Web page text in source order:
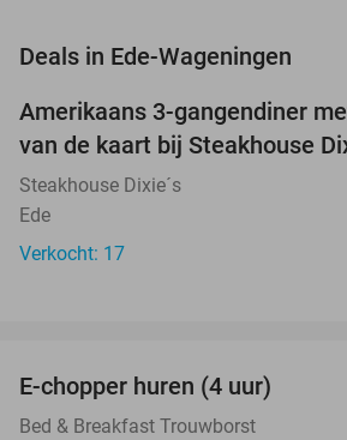
Deals in Ede-Wageningen
Amerikaans 3-gangendiner
van de kaart bij Steakhouse
Steakhouse Dixie´s
Ede
Verkocht: 17
NEW
TODAY
E-chopper huren (4 uur)
Bed & Breakfast Trouwborst